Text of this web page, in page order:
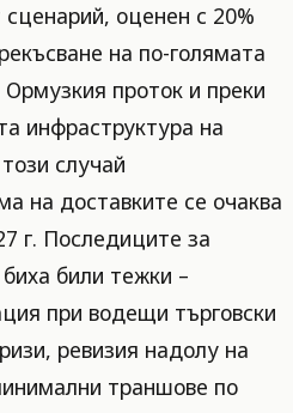
оценен с 20%
на по-голямата
проток и преки
инфраструктура на
случай
на доставките се очаква
г. Последиците за
били тежки –
при водещи търговски
ревизия надолу на
траншове по